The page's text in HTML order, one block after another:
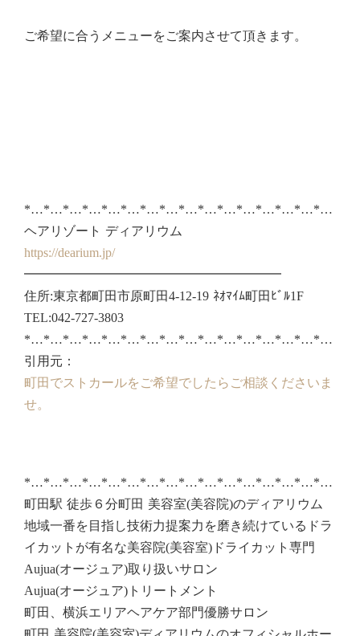
ご希望に合うメニューをご案内させて頂きます。
*…*…*…*…*…*…*…*…*…*…*…*…*…*…*…*…
ヘアリゾート ディアリウム
https://dearium.jp/
━━━━━━━━━━━━━━━━━━━━
住所:東京都町田市原町田4-12-19 ﾈｵﾏｲﾑ町田ﾋﾞﾙ1F
TEL:042-727-3803
*…*…*…*…*…*…*…*…*…*…*…*…*…*…*…*…
引用元：
町田でストカールをご希望でしたらご相談くださいま
せ。
*…*…*…*…*…*…*…*…*…*…*…*…*…*…*…*…
町田駅 徒歩６分町田 美容室(美容院)のディアリウム
地域一番を目指し技術力提案力を磨き続けているドラ
イカットが有名な美容院(美容室)ドライカット専門
Aujua(オージュア)取り扱いサロン
Aujua(オージュア)トリートメント
町田、横浜エリアヘアケア部門優勝サロン